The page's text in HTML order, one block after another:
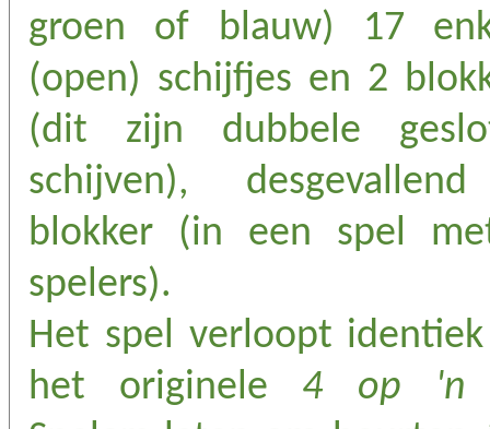
groen of blauw) 17
(open) schijfjes en 2
(dit zijn dubbele
schijven),
blokker (in een spel
spelers).
Het spel verloopt
het originele 4 op 'n